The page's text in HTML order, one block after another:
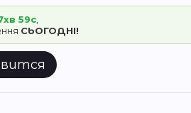
59с
СЬОГОДНІ!